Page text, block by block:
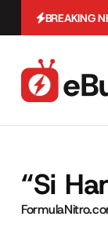
BREAKING
“Si